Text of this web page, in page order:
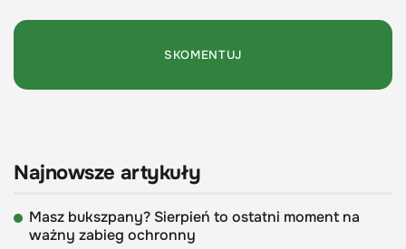
Najnowsze artykuły
Masz bukszpany? Sierpień to ostatni moment na
ważny zabieg ochronny